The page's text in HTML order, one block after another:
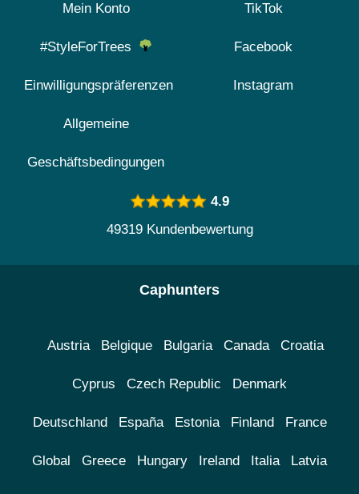
Mein Konto
#StyleForTrees
Einwilligungspräferenzen
Allgemeine
Geschäftsbedingungen
TikTok
Facebook
Instagram
4.9
49319 Kundenbewertung
Caphunters
Austria Belgique Bulgaria Canada Croatia
Cyprus Czech Republic Denmark
Deutschland España Estonia Finland France
Global Greece Hungary Ireland Italia Latvia